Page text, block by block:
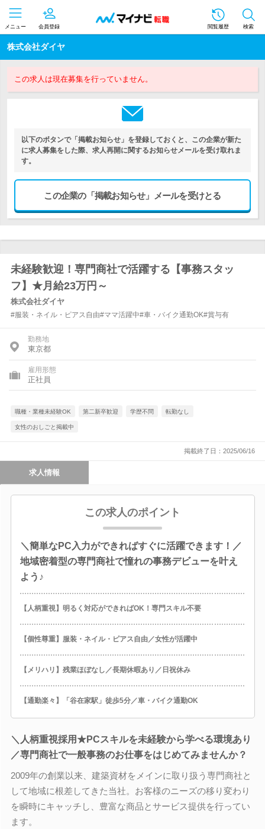
メニュー 会員登録 閲覧履歴 検索
株式会社ダイヤ
この求人は現在募集を行っていません。
以下のボタンで「掲載お知らせ」を登録しておくと、この企業が新た
に求人募集をした際、求人再開に関するお知らせメールを受け取れま
す。
この企業の「掲載お知らせ」メールを受けとる
未経験歓迎！専門商社で活躍する【事務スタッ
フ】★月給23万円～
株式会社ダイヤ
#服装・ネイル・ピアス自由#ママ活躍中#車・バイク通勤OK#賞与有
勤務地
東京都
雇用形態
正社員
職種・業種未経験OK 第二新卒歓迎 学歴不問 転勤なし
女性のおしごと掲載中
掲載終了日：2025/06/16
求人情報
この求人のポイント
＼簡単なPC入力ができればすぐに活躍できます！／
地域密着型の専門商社で憧れの事務デビューを叶え
よう♪
【人柄重視】明るく対応ができればOK！専門スキル不要
【個性尊重】服装・ネイル・ピアス自由／女性が活躍中
【メリハリ】残業ほぼなし／長期休暇あり／日祝休み
【通勤楽々】「谷在家駅」徒歩5分／車・バイク通勤OK
＼人柄重視採用★PCスキルを未経験から学べる環境あり
／専門商社で一般事務のお仕事をはじめてみませんか？
2009年の創業以来、建築資材をメインに取り扱う専門商社と
して地域に根差してきた当社。お客様のニーズの移り変わり
を瞬時にキャッチし、豊富な商品とサービス提供を行ってい
ます。